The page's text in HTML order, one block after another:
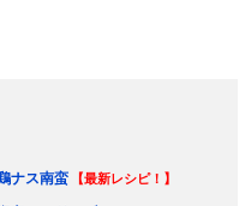
ナス南蛮 【最新レシピ！】